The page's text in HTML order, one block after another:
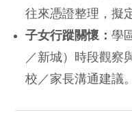
往來憑證整理，擬
子女行蹤關懷：學
／新城）時段觀察
校／家長溝通建議。